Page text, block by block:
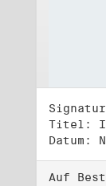
Datum:
Auf